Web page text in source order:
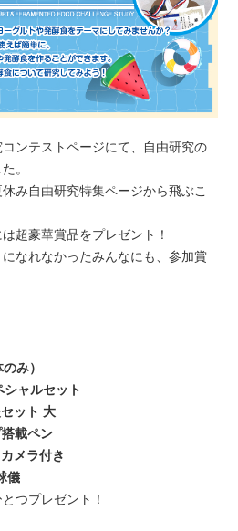
ンテストページにて、自由研究の
。
み自由研究特集ページから飛ぶこ
超豪華賞品をプレゼント！
なれなかったみんなにも、参加賞
み）
ャルセット
ット 大
載ペン
メラ付き
儀
つプレゼント！